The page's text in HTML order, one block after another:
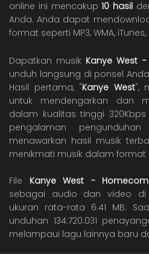
online ini mencakup10 hasil
Anda. Anda dapat
format seperti MP3, WMA,
Dapatkan musik Kanye West
unduh langsung di ponsel
Hasil pertama, "Kanye West",
untuk mendengarkan dan
dalam kualitas tinggi
pengalaman
menawarkan hasil musik
menikmati musik dalam format
File Kanye West -
sebagai audio dan video
ukuran rata-rata 6.41 MB.
unduhan 134.720.031
melampaui lagu lainnya baru